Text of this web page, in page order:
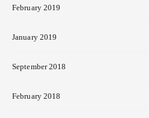
February 2019
January 2019
September 2018
February 2018